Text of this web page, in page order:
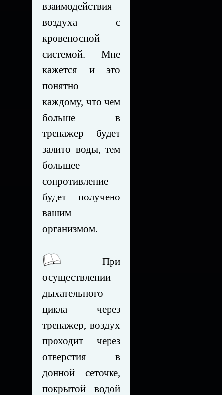
взаимодействия
воздуха с
кровеносной
системой. Мне
кажется и это
понятно
каждому, что чем
больше в
тренажер будет
залито воды, тем
большее
сопротивление
будет получено
вашим
организмом.
При
осуществлении
дыхательного
цикла через
тренажер, воздух
проходит через
отверстия в
донной сеточке,
покрытой водой